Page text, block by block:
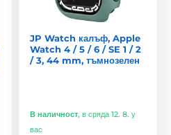
JP Watch калъф, Apple
Watch 4 / 5 / 6 / SE 1 / 2
/ 3, 44 mm, тъмнозелен
В наличност, в сряда 12. 8. у
вас